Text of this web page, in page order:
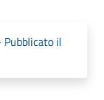
Pubblicato il